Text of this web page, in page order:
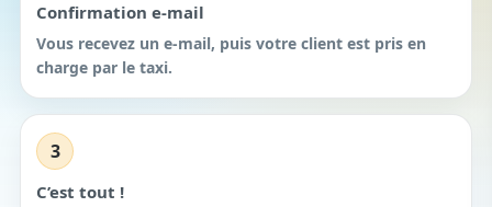
Confirmation e-mail
Vous recevez un e-mail, puis votre client est pris en
charge par le taxi.
3
C’est tout !